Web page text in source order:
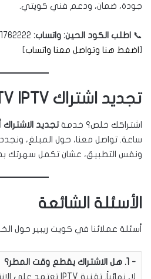
جودة، ضمان، ودعم فني كويتي.
📞 اطلب الكود الحين: واتساب:
[ اضغط هنا وتواصل معنا واتساب]
تجديد اشتراك Lion TV IPTV 🔄
اشتراكك خلص؟ خدمةتجديد الاشتراك
ساعة. تواصل معنا، حول المبلغ،
ونفس التطبيق، عشان تكمل سهرتك
الأسئلة الشائعة
أسئلة عملائنا في كويت ريبير حول
1. هل الاشتراك يقطع وقت المطر؟